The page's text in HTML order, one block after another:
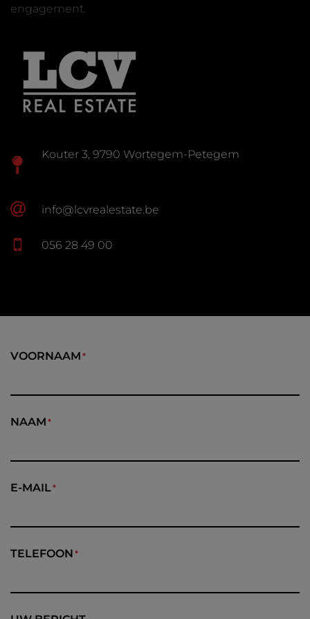
engagement.
Kouter 3, 9790 Wortegem-Petegem
info@lcvrealestate.be
056 28 49 00
VOORNAAM
NAAM
E-MAIL
TELEFOON